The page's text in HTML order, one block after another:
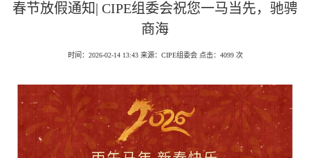
春节放假通知| CIPE组委会祝您一马当先，驰骋
商海
时间：2026-02-14 13:43 来源：CIPE组委会 点击： 4099 次